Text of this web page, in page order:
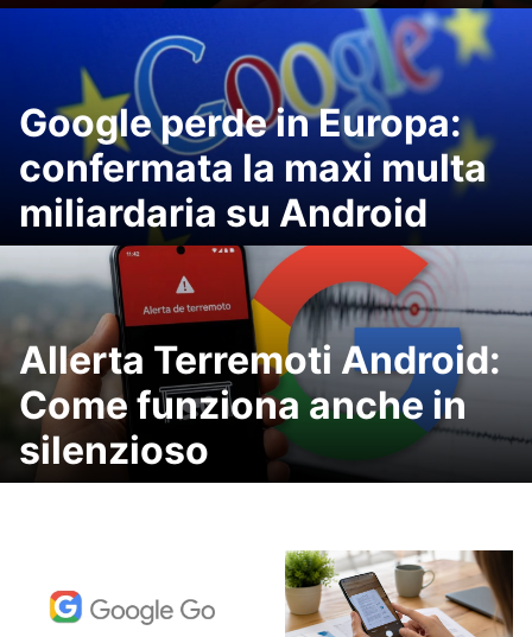
Google perde in Europa:
confermata la maxi multa
miliardaria su Android
Allerta Terremoti Android:
Come funziona anche in
silenzioso